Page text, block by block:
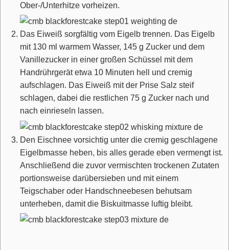
Ober-/Unterhitze vorheizen.
Das Eiweiß sorgfältig vom Eigelb trennen. Das Eigelb
mit 130 ml warmem Wasser, 145 g Zucker und dem
Vanillezucker in einer großen Schüssel mit dem
Handrührgerät etwa 10 Minuten hell und cremig
aufschlagen. Das Eiweiß mit der Prise Salz steif
schlagen, dabei die restlichen 75 g Zucker nach und
nach einrieseln lassen.
Den Eischnee vorsichtig unter die cremig geschlagene
Eigelbmasse heben, bis alles gerade eben vermengt ist.
Anschließend die zuvor vermischten trockenen Zutaten
portionsweise darübersieben und mit einem
Teigschaber oder Handschneebesen behutsam
unterheben, damit die Biskuitmasse luftig bleibt.